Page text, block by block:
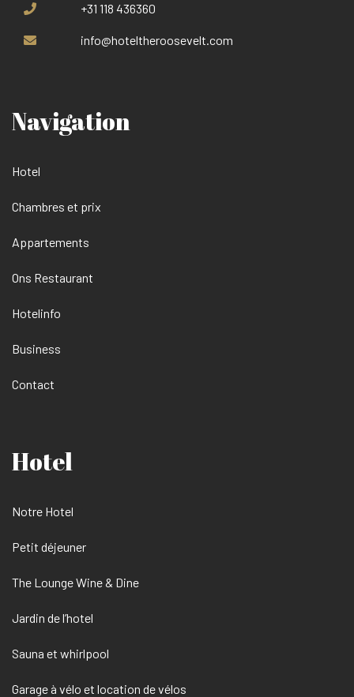
+31 118 436360
info@hoteltheroosevelt.com
Navigation
Hotel
Chambres et prix
Appartements
Ons Restaurant
Hotelinfo
Business
Contact
Hotel
Notre Hotel
Petit déjeuner
The Lounge Wine & Dine
Jardin de l’hotel
Sauna et whirlpool
Garage à vélo et location de vélos